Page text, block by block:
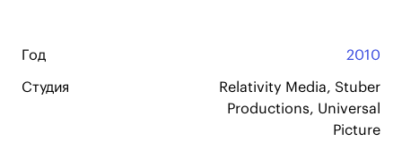
Год 2010
Студия
Relativity Media, Stuber
Productions, Universal
Picture